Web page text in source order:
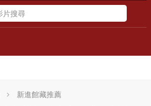
新進館藏推薦